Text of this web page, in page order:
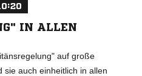
IN ALLEN
auf große
auch einheitlich in allen